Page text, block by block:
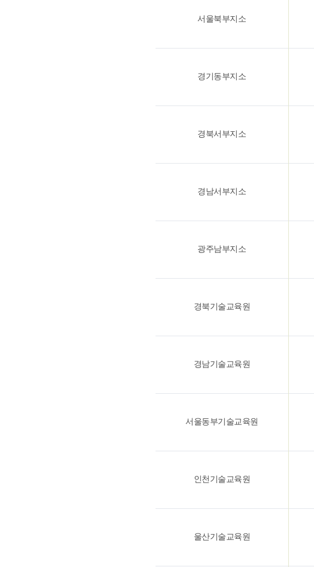
서울북부지소
경기동부지소
경북서부지소
경남서부지소
광주남부지소
경북기술교육원
경남기술교육원
서울동부기술교육원
인천기술교육원
울산기술교육원